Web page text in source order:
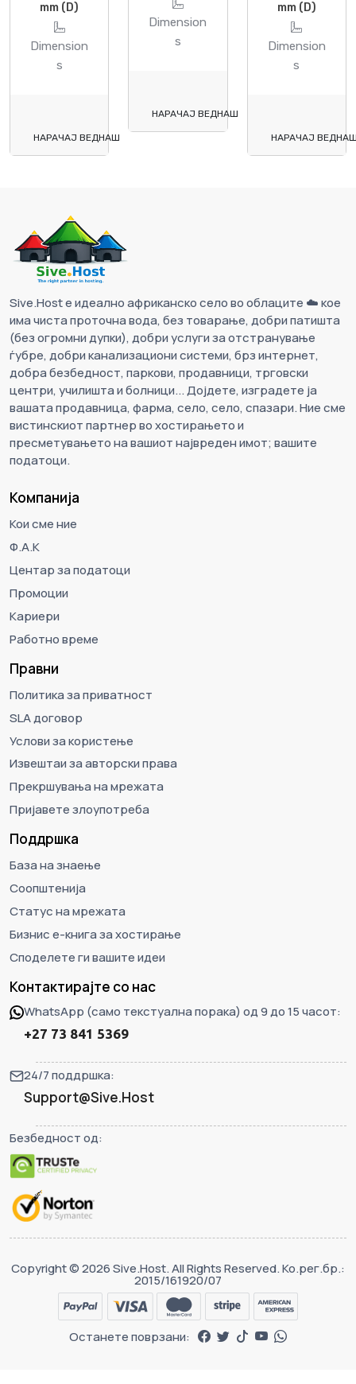
mm (D)
Dimension
s
НАРАЧАЈ ВЕДНАШ
Dimension
s
НАРАЧАЈ ВЕДНАШ
mm (D)
Dimension
s
НАРАЧАЈ
Sive.Host е идеално африканско село во облаците ☁️ кое
има чиста проточна вода, без товарање, добри патишта
(без огромни дупки), добри услуги за отстранување
ѓубре, добри канализациони системи, брз интернет,
добра безбедност, паркови, продавници, трговски
центри, училишта и болници... Дојдете, изградете ја
вашата продавница, фарма, село, село, спазари. Ние сме
вистинскиот партнер во хостирањето и
пресметувањето на вашиот највреден имот; вашите
податоци.
Компанија
Кои сме ние
Ф.А.К
Центар за податоци
Промоции
Кариери
Работно време
Правни
Политика за приватност
SLA договор
Услови за користење
Извештаи за авторски права
Прекршувања на мрежата
Пријавете злоупотреба
Поддршка
База на знаење
Соопштенија
Статус на мрежата
Бизнис е-книга за хостирање
Споделете ги вашите идеи
Контактирајте со нас
WhatsApp (само текстуална порака) од 9 до 15 часот:
+27 73 841 5369
24/7 поддршка:
Support@Sive.Host
Безбедност од:
Copyright © 2026 Sive.Host. All Rights Reserved. Ко.рег.бр.:
2015/161920/07
Останете поврзани: